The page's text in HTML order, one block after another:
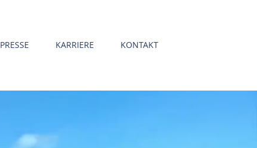
PRESSE KARRIERE KONTAKT